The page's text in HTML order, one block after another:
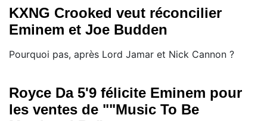
KXNG Crooked veut réconcilier
Eminem et Joe Budden
Pourquoi pas, après Lord Jamar et Nick Cannon ?
Royce Da 5'9 félicite Eminem pour
les ventes de ""Music To Be